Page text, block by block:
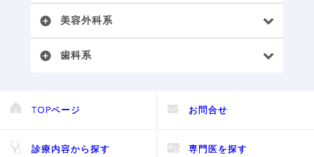
add_circle 美容外科系
add_circle 歯科系
TOPページ お問合せ
診療内容から探す 専門医を探す